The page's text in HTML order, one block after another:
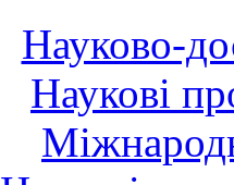
Науково-
Наукові